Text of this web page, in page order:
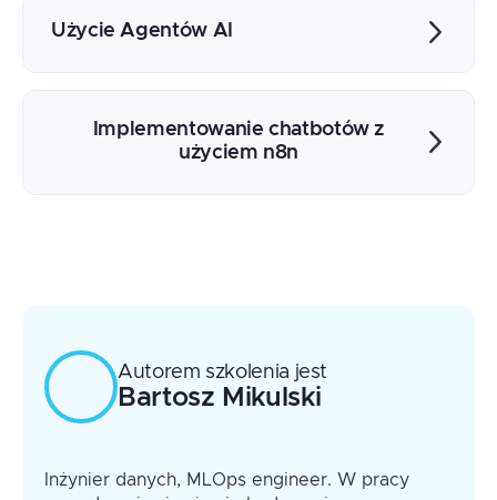
Klasyfikacja
Użycie Agentów AI
Wyszukiwanie informacji w dokumentach
przy użyciu AI (Retrieval Augmented
Implementowanie chatbotów z
użyciem n8n
Autorem szkolenia jest
Bartosz Mikulski
Inżynier danych, MLOps engineer. W pracy